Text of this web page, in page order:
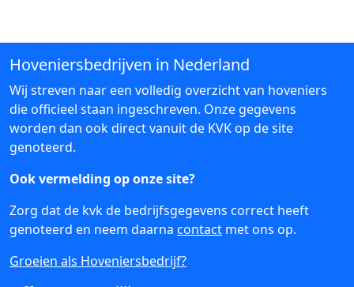
Hoveniersbedrijven in Nederland
Wij streven naar een volledig overzicht van hoveniers
die officieel staan ingeschreven. Onze gegevens
worden dan ook direct vanuit de KVK op de site
genoteerd.
Ook vermelding op onze site?
Zorg dat de kvk de bedrijfsgegevens correct heeft
genoteerd en neem daarna contact met ons op.
Groeien als Hoveniersbedrijf?